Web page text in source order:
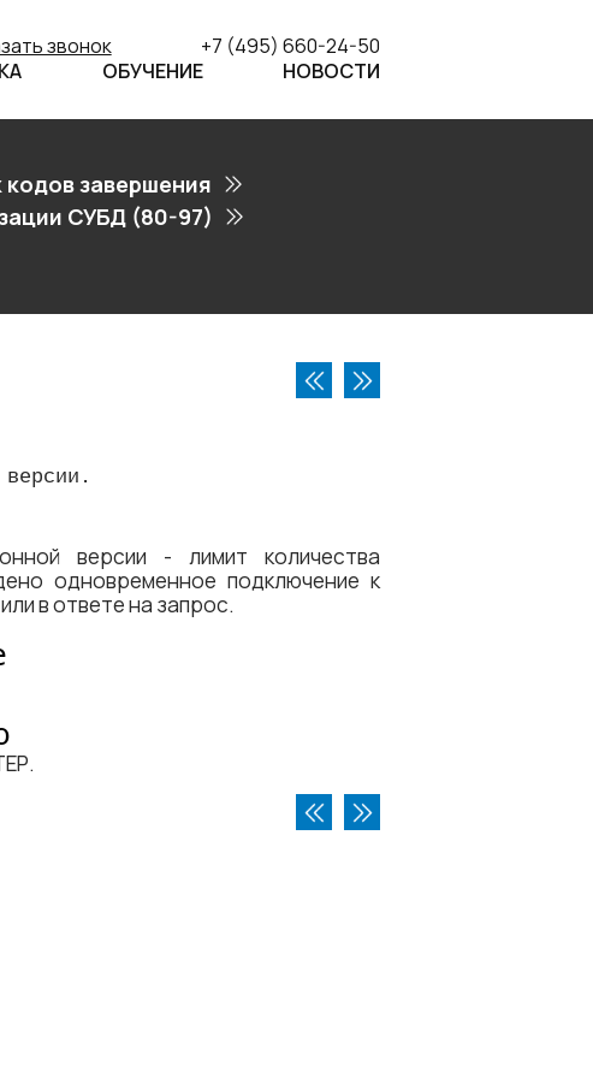
звонок
+7 (495) 660-24-50
ОБУЧЕНИЕ НОВОСТИ
завершения
СУБД (80-97)
версии.
версии - лимит количества
одновременное подключение к
в ответе на запрос.